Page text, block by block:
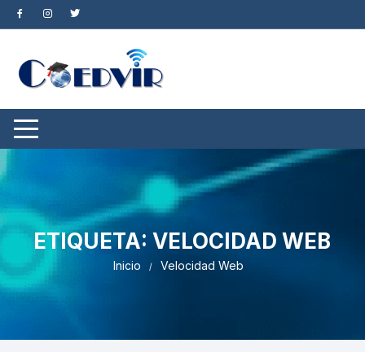
Saltar
al
ETIQUETA:VELOCIDAD WEB
Inicio Velocidad Web